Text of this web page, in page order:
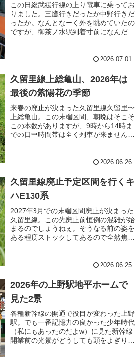
この日総武緩行線の上り電車に乗ってお
りました。三鷹行きだったか中野行きだ
ったか。なんとなーく外を眺めていたの
ですが、御茶ノ水駅到着寸前になんだか
りはなかったのですが急遽降りてしまい
みると・・・
2026.07.01
久留里線上総亀山、2026年は
最後の紫陽花の季節
来春の廃止が決まった久留里線久留里〜
上総亀山。この末端区間、朝晩はそこそ
この本数がありますが、9時から14時ま
での日中時間帯は全く列車が来ません。
2026.06.26
久留里線廃止予定区間を行くキ
ハE130系
2027年3月での末端区間廃止が決まった
久留里線。この先廃止前恒例の混雑が始
まるのでしょうねぇ。そうなる前の姿を
ある程度ストックしてあるので全然焦る
な、と思い、小湊鉄道側からひと山越え
2026.06.25
2026年の上野駅地平ホームで
見た2景
各種新幹線の開通で役目が変わった上野
駅。でも一番記憶力の良かった少年時代
（私にもあったのだよw）に見た新幹線
開業前の光景がどうしても頭をよぎりま